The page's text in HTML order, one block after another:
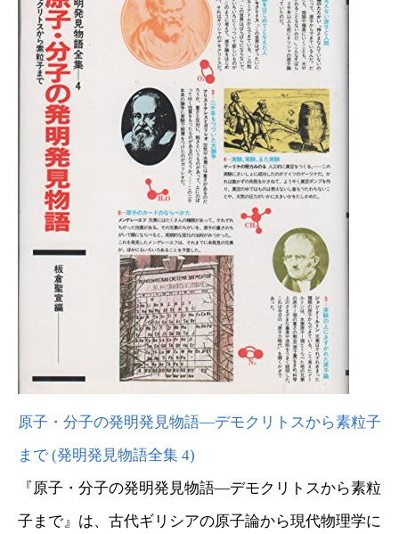
原子・分子の発明発見物語―デモクリトスから素粒子
まで (発明発見物語全集 4)
『原子・分子の発明発見物語―デモクリトスから素粒
子まで』は、古代ギリシアの原子論から現代物理学に